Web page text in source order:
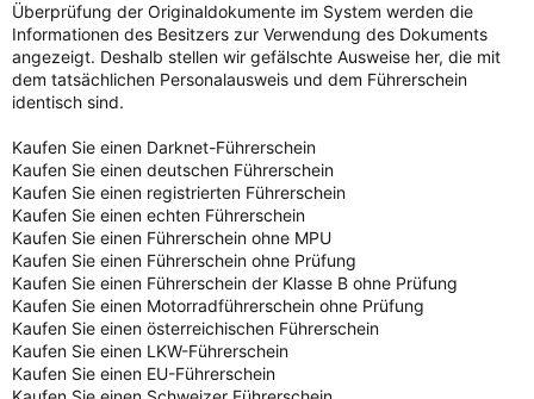
Überprüfung der Originaldokumente im System werden die
Informationen des Besitzers zur Verwendung des Dokuments
angezeigt. Deshalb stellen wir gefälschte Ausweise her, die mit
dem tatsächlichen Personalausweis und dem Führerschein
identisch sind.
Kaufen Sie einen Darknet-Führerschein
Kaufen Sie einen deutschen Führerschein
Kaufen Sie einen registrierten Führerschein
Kaufen Sie einen echten Führerschein
Kaufen Sie einen Führerschein ohne MPU
Kaufen Sie einen Führerschein ohne Prüfung
Kaufen Sie einen Führerschein der Klasse B ohne Prüfung
Kaufen Sie einen Motorradführerschein ohne Prüfung
Kaufen Sie einen österreichischen Führerschein
Kaufen Sie einen LKW-Führerschein
Kaufen Sie einen EU-Führerschein